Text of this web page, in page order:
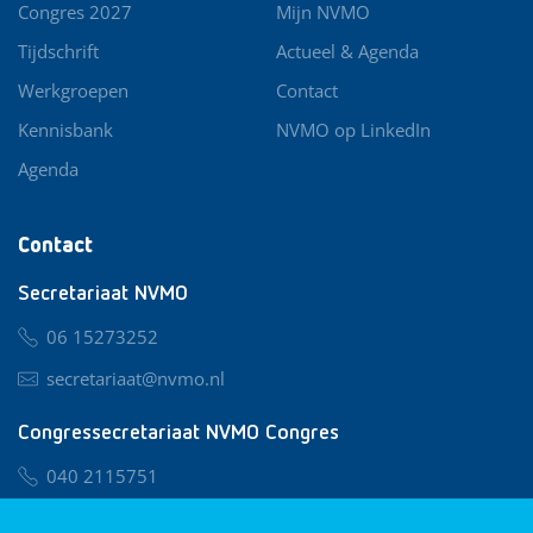
Contact
Secretariaat NVMO
06 15273252
secretariaat@nvmo.nl
Congressecretariaat NVMO Congres
040 2115751
Congres 2027
Tijdschrift
Werkgroepen
Kennisbank
Agenda
Mijn NVMO
Actueel & Agenda
Contact
NVMO op LinkedIn